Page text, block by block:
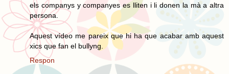
els companys y companyes es lliten i li donen la mà a altra
persona.
Aquest vídeo me pareix que hi ha que acabar amb aquest
xics que fan el bullyng.
Respon